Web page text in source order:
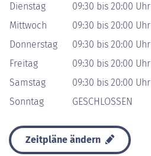
Dienstag
09:30 bis 20:00 Uhr
Mittwoch
09:30 bis 20:00 Uhr
Donnerstag
09:30 bis 20:00 Uhr
Freitag
09:30 bis 20:00 Uhr
Samstag
09:30 bis 20:00 Uhr
Sonntag
GESCHLOSSEN
Zeitpläne ändern